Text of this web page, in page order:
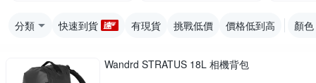
分類 快速到貨 有現貨 挑戰低價 價格低到高 顏色
Wandrd STRATUS 18L 相機背包